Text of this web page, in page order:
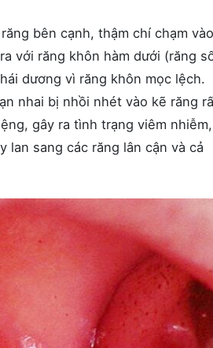
bên cạnh, thậm chí chạm
với răng khôn hàm dưới (răng
dương vì răng khôn mọc lệch.
nhai bị nhồi nhét vào kẽ răng
gây ra tình trạng viêm
lan sang các răng lân cận và cả